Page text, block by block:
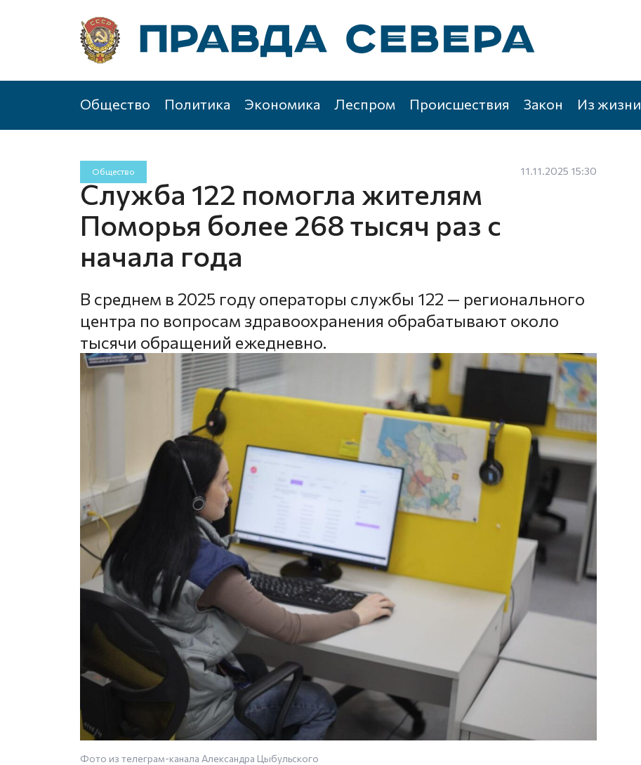
Общество Политика Экономика Леспром Происшествия Закон Из жизни
Общество 11.11.2025 15:30
Служба 122 помогла жителям
Поморья более 268 тысяч раз с
начала года
В среднем в 2025 году операторы службы 122 — регионального
центра по вопросам здравоохранения обрабатывают около
тысячи обращений ежедневно.
Фото из телеграм-канала Александра Цыбульского